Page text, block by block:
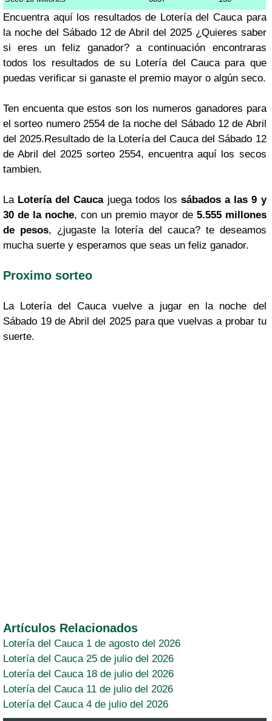
Encuentra aquí los resultados de Lotería del Cauca para
la noche del Sábado 12 de Abril del 2025 ¿Quieres saber
si eres un feliz ganador? a continuación encontraras
todos los resultados de su Lotería del Cauca para que
puedas verificar si ganaste el premio mayor o algún seco.
Ten encuenta que estos son los numeros ganadores para
el sorteo numero 2554 de la noche del Sábado 12 de Abril
del 2025.Resultado de la Lotería del Cauca del Sábado 12
de Abril del 2025 sorteo 2554, encuentra aquí los secos
tambien.
La Lotería del Caucajuega todos los sábados a las 9 y
30 de la noche, con un premio mayor de 5.555 millones
de pesos, ¿jugaste la lotería del cauca? te deseamos
mucha suerte y esperamos que seas un feliz ganador.
Proximo sorteo
La Lotería del Cauca vuelve a jugar en la noche del
Sábado 19 de Abril del 2025 para que vuelvas a probar tu
suerte.
Artículos Relacionados
Lotería del Cauca 1 de agosto del 2026
Lotería del Cauca 25 de julio del 2026
Lotería del Cauca 18 de julio del 2026
Lotería del Cauca 11 de julio del 2026
Lotería del Cauca 4 de julio del 2026